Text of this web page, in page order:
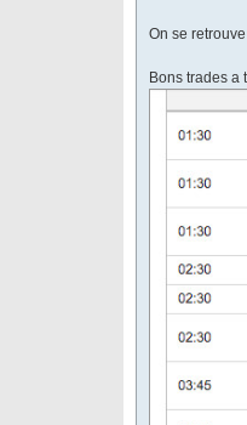
On se
Bons trades a